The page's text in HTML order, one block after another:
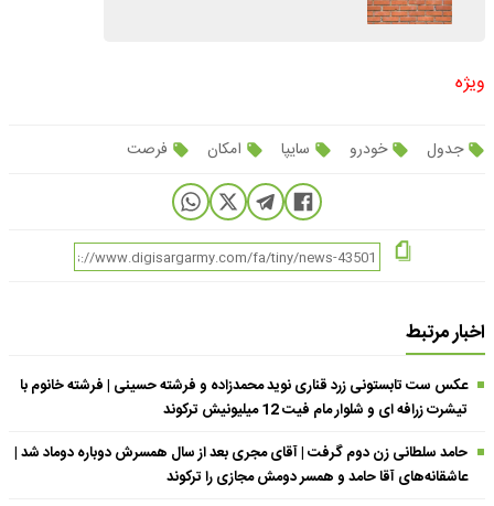
ویژه
جدول خودرو سایپا امکان فرصت
اخبار مرتبط
عکس ست تابستونی زرد قناری نوید محمدزاده و فرشته حسینی | فرشته خانوم با
تیشرت زرافه ای و شلوار مام فیت 12 میلیونیش ترکوند
حامد سلطانی زن دوم گرفت | آقای مجری بعد از سال همسرش دوباره دوماد شد |
عاشقانه‌های آقا حامد و همسر دومش مجازی را ترکوند